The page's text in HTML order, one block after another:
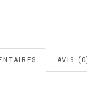
AVIS